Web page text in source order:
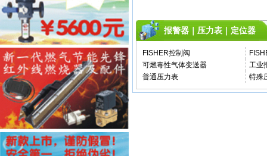
报警器｜压力表｜定位器
FISHER控制阀
可燃毒性气体变送器
工业
普通压力表
特殊